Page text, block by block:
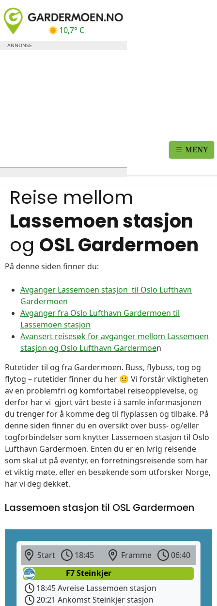
10,7° C
MENY
Reise mellom
Lassemoen stasjon
og OSL Gardermoen
På denne siden finner du:
Avganger Lassemoen stasjon til Oslo Lufthavn
Gardermoen
Avganger fra Oslo Lufthavn Gardermoen til
Lassemoen stasjon
Avansert reisesøk for avganger mellom Lassemoen
stasjon og Oslo Lufthavn Gardermoen
Rutetider til og fra Gardermoen. Buss, flybuss, tog og
flytog – rutetider finner du her 🙂 Vi forstår viktigheten
av en problemfri og komfortabel reiseopplevelse, og
derfor har vi gjort vårt beste i å samle informasjonen
du trenger for å komme deg til flyplassen og tilbake. På
denne siden finner du en oversikt over buss- og/eller
togforbindelser som knytter Lassemoen stasjon til Oslo
Lufthavn Gardermoen. Enten du er en ivrig reisende
som skal ut på eventyr, en forretningsreisende som har
et viktig møte, eller en besøkende som utforsker Norge,
har vi deg dekket.
Lassemoen stasjon til OSL Gardermoen
Start 18:45 Framme
06:40
F7 Steinkjer
18:45 Avreise Lassemoen stasjon
20:21 Ankomst Steinkjer stasjon